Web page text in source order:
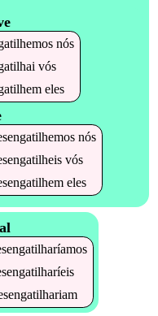
nós
vós
eles
nós
vós
eles